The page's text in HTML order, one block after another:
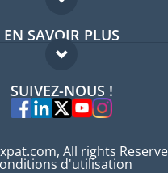
Forum expatriés
Guides pays
EN SAVOIR PLUS
FAQ
Experts
SUIVEZ-NOUS !
All rights
d'utilisation